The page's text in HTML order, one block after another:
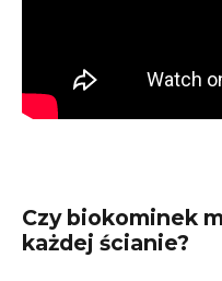
Czy biokominek
każdej ścianie?